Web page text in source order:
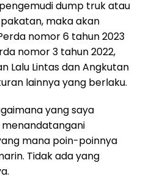
dump truk atau
maka akan
nomor 6 tahun 2023
nomor 3 tahun 2022,
Lalu Lintas dan Angkutan
lainnya yang berlaku.
yang saya
mana poin-poinnya
Tidak ada yang